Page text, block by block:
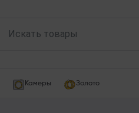
Камеры Золото